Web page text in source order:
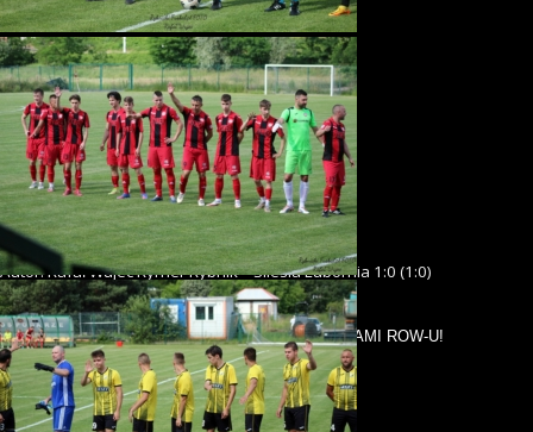
Autor: Rafał Wujec Rymer Rybnik – Silesia Lubomia 1:0 (1:0)
Share Tweet Pin Mail SMS
previous postRYBNICKIE SZPILE: 18-25.06.2022
next postOŁEKSANDR SZEWELUCHIN ZA STERAMI ROW-U!
KONTAKT: redakcja@rybnickifusbal.pl